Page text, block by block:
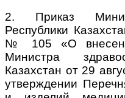
2. Приказ
Республики
№ 105 «О
Министра
Казахстан от 29
утверждении